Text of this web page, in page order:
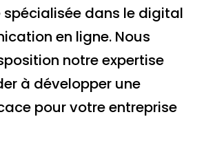
dans le digital
en ligne. Nous
notre expertise
à développer une
pour votre entreprise